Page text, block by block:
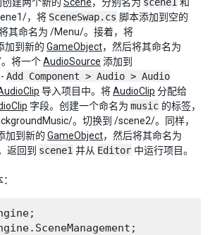
，将 SceneSwap.cs 脚本添加到空的
其命名为 /Menu/。接着，将
加到新的 GameObject，然后将其命名为
将一个AudioSource 添加到
- Add Component > Audio > Audio
导入项目中。将AudioClip 分配给
字段。创建一个命名为 music 的标签，
。切换到 /scene2/。同样，
加到新的 GameObject，然后将其命名为
返回到 scene1 并从 Editor 中运行项目。